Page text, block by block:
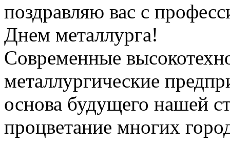
поздравляю вас с
Днем металлурга!
Современные
металлургические
основа будущего нашей
процветание многих